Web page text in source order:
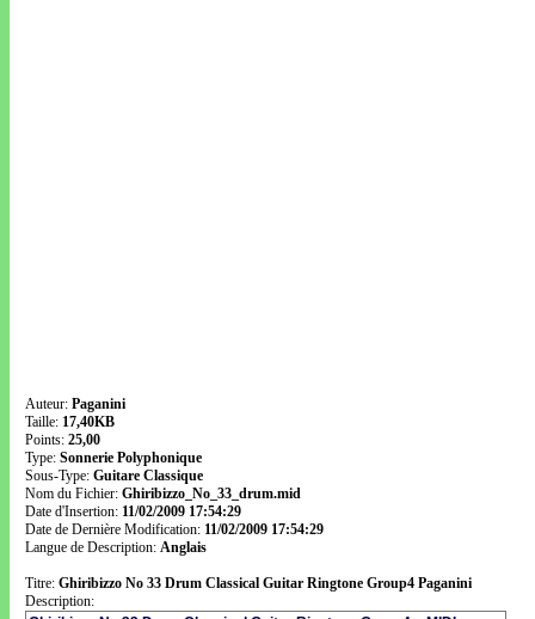
Auteur: Paganini
Taille: 17,40KB
Points: 25,00
Type: Sonnerie Polyphonique
Sous-Type: Guitare Classique
Nom du Fichier: Ghiribizzo_No_33_drum.mid
Date d'Insertion: 11/02/2009 17:54:29
Date de Dernière Modification: 11/02/2009 17:54:29
Langue de Description: Anglais
Titre: Ghiribizzo No 33 Drum Classical Guitar Ringtone Group4 Paganini
Description: